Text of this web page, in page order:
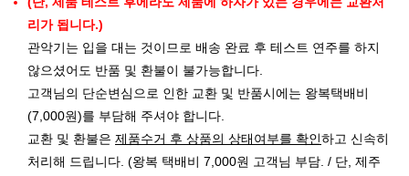
리가 됩니다.)
관악기는 입을 대는 것이므로 배송 완료 후 테스트 연주를 하지
않으셨어도 반품 및 환불이 불가능합니다.
고객님의 단순변심으로 인한 교환 및 반품시에는 왕복택배비
(7,000원)를 부담해 주셔야 합니다.
교환 및 환불은 제품수거 후 상품의 상태여부를 확인하고 신속히
처리해 드립니다. (왕복 택배비 7,000원 고객님 부담. / 단, 제주